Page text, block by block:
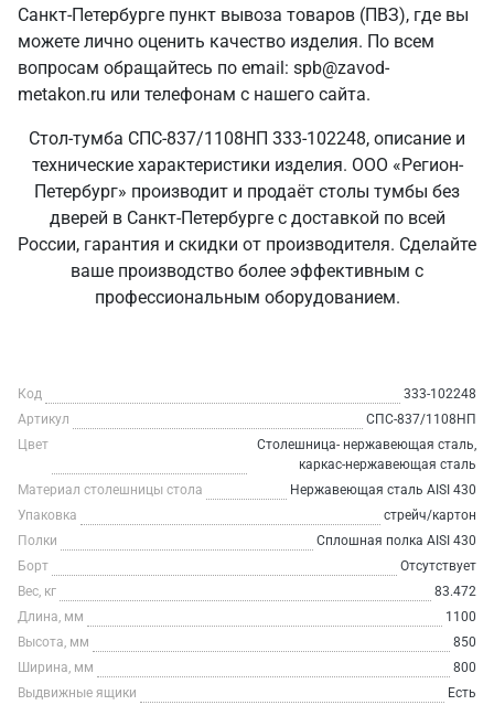
Санкт‑Петербурге пункт вывоза товаров (ПВЗ), где вы
можете лично оценить качество изделия. По всем
вопросам обращайтесь по email: spb@zavod-
metakon.ru или телефонам с нашего сайта.
Стол-тумба СПС-837/1108НП 333-102248, описание и
технические характеристики изделия. ООО «Регион-
Петербург» производит и продаёт столы тумбы без
дверей в Санкт‑Петербурге с доставкой по всей
России, гарантия и скидки от производителя. Сделайте
ваше производство более эффективным с
профессиональным оборудованием.
Код
333-102248
Артикул
СПС-837/1108НП
Цвет
Столешница- нержавеющая сталь,
каркас-нержавеющая сталь
Материал столешницы стола
Нержавеющая сталь AISI 430
Упаковка
стрейч/картон
Полки
Сплошная полка AISI 430
Борт
Отсутствует
Вес, кг
83.472
Длина, мм
1100
Высота, мм
850
Ширина, мм
800
Выдвижные ящики
Есть